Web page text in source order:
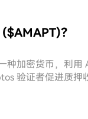
？
种加密货币，利
验证者促进质